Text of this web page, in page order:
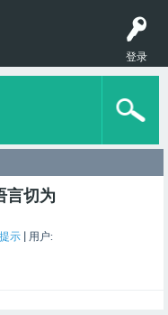
登录
言切为
示
用户: